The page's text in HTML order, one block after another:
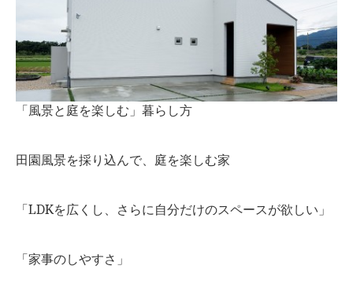
お問い合わせ
「風景と庭を楽しむ」暮らし方
田園風景を採り込んで、庭を楽しむ家
「LDKを広くし、さらに自分だけのスペースが欲しい」
「家事のしやすさ」